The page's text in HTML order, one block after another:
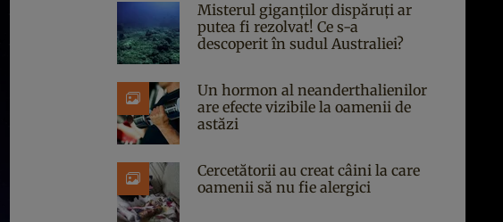
Misterul giganților dispăruți ar
putea fi rezolvat! Ce s-a
descoperit în sudul Australiei?
Un hormon al neanderthalienilor
are efecte vizibile la oamenii de
astăzi
Cercetătorii au creat câini la care
oamenii să nu fie alergici